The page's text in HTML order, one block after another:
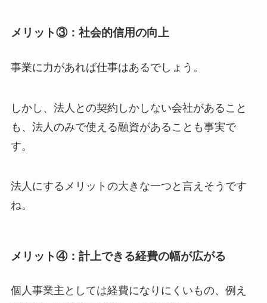
メリット③：社会的信用の向上
事業に力があれば仕事はあるでしょう。
しかし、法人との契約しかしない会社があること
も、法人のみで使える融資があることも事実で
す。
法人にするメリットの大きな一つと言えそうです
ね。
メリット④：計上できる経費の幅が広がる
個人事業主としては経費になりにくいもの、例え